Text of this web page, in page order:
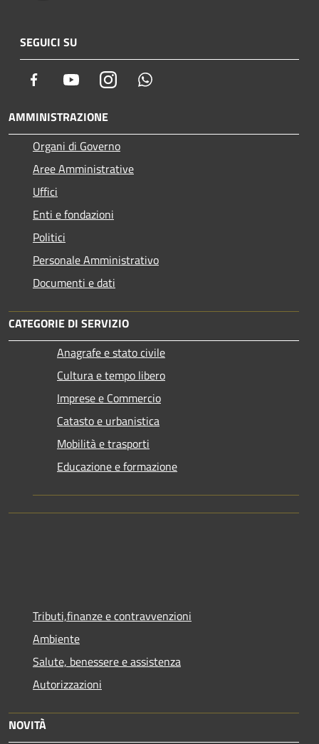
SEGUICI SU
Facebook YoutubeInstagram
AMMINISTRAZIONE
Organi di Governo
Aree Amministrative
Uffici
Enti e fondazioni
Politici
Personale Amministrativo
Documenti e dati
CATEGORIE DI SERVIZIO
Anagrafe e stato civile
Cultura e tempo libero
Imprese e Commercio
Catasto e urbanistica
Mobilità e trasporti
Educazione e formazione
Tributi,finanze e contravvenzioni
Ambiente
Salute, benessere e assistenza
Autorizzazioni
NOVITÀ